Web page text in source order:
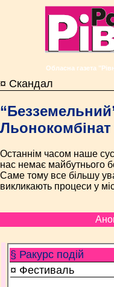
Обласна газета
¤ Скандал
Льонокомбінат
Останнім часом наше
нас немає майбутнього
Саме тому все більшу
викликають процеси у
§ Ракурс подій
¤ Фестиваль